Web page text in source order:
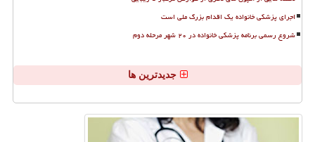
اجرای پزشکی خانواده یک اقدام بزرگ ملی است
شروع رسمی برنامه پزشکی خانواده در ۲۰ شهر مرحله دوم
جدیدترین ها